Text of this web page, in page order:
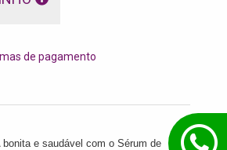
de pagamento
bonita e saudável com o Sérum de